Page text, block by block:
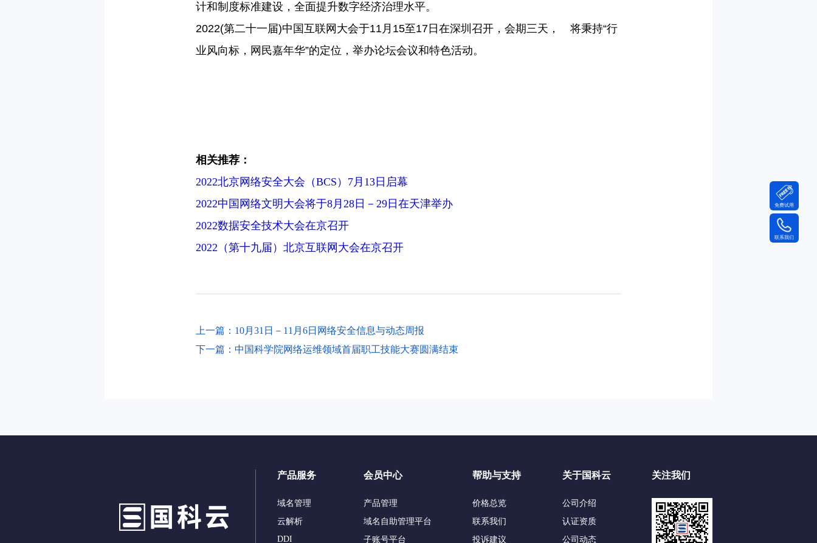
计和制度标准建设，全面提升数字经济治理水平。
2022(第二十一届)中国互联网大会于11月 15至17 日在深圳召开，会期三天， 将秉持“行
业风向标，网民嘉年华”的定位，举办论坛会议和特色活动。
相 关推荐：
2022北京网络安全大会（BCS）7月13日启幕
2022中国网络文明大会将于8月28日－29日在天津举办
2022数据安全技术大会在京召开
2022（第十九届）北京互联网大会在京召开
上一篇：10月31日－11月6日网络安全信息与动态周报
下一篇：中国科学院网络运维领域首届职工技能大赛圆满结束
产品服务
域名管理
云解析
DDI
会员中心
产品管理
域名自助管理平台
子账号平台
帮助与支持
价格总览
联系我们
投诉建议
关于国科云
公司介绍
认证资质
公司动态
关注我们
免费试用
联系我们